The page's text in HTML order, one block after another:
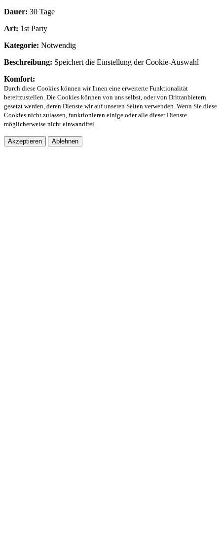
Dauer: 30 Tage
Art: 1st Party
Kategorie: Notwendig
Beschreibung: Speichert die Einstellung der Cookie-Auswahl
Komfort:
Durch diese Cookies können wir Ihnen eine erweiterte Funktionalität
bereitzustellen. Die Cookies können von uns selbst, oder von Drittanbietern
gesetzt werden, deren Dienste wir auf unseren Seiten verwenden. Wenn Sie diese
Cookies nicht zulassen, funktionieren einige oder alle dieser Dienste
möglicherweise nicht einwandfrei.
Akzeptieren Ablehnen